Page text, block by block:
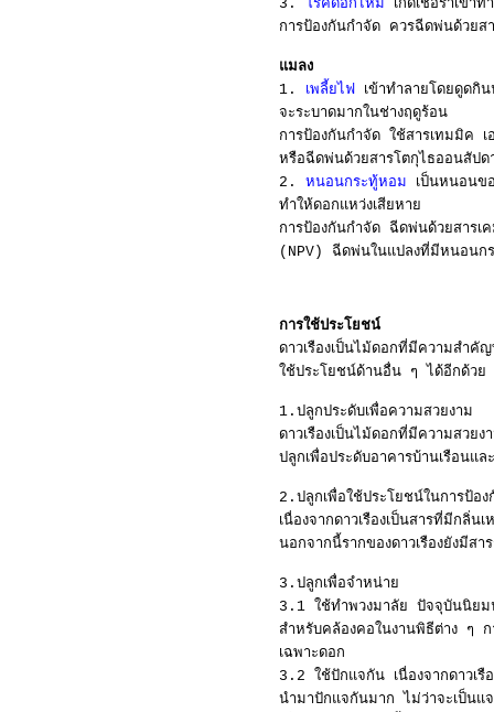
3.
โรคดอกไหม้ เกิดเชื้อราเข้า
การป้องกันกำจัด ควรฉีดพ่นด้วยส
แมลง
1. เพลี้ยไฟ เข้าทำลายโดยดูดกิ
จะระบาดมากในช่างฤดูร้อน
การป้องกันกำจัด ใช้สารเทมมิ
หรือฉีดพ่นด้วยสารโตกุไธออนสัปด
2. หนอนกระทู้หอม เป็นหนอนข
ทำให้ดอกแหว่งเสียหาย
การป้องกันกำจัด ฉีดพ่นด้วยสาร
(NPV) ฉีดพ่นในแปลงที่มีหนอนก
การใช้ประโยชน์
ดาวเรืองเป็นไม้ดอกที่มีความสำคั
ใช้ประโยชน์ด้านอื่น ๆ ได้อีกด้วย
1.ปลูกประดับเพื่อความสวยงาม
ดาวเรืองเป็นไม้ดอกที่มีความสวย
ปลูกเพื่อประดับอาคารบ้านเรือนแ
2.ปลูกเพื่อใช้ประโยชน์ในการป้อง
เนื่องจากดาวเรืองเป็นสารที่มีก
นอกจากนี้รากของดาวเรืองยังมีส
3.ปลูกเพื่อจำหน่าย
3.1 ใช้ทำพวงมาลัย ปัจจุบันนิยมน
สำหรับคล้องคอในงานพิธีต่าง ๆ
เฉพาะดอก
3.2 ใช้ปักแจกัน เนื่องจากดาวเรื
นำมาปักแจกันมาก ไม่ว่าจะเป็นแ